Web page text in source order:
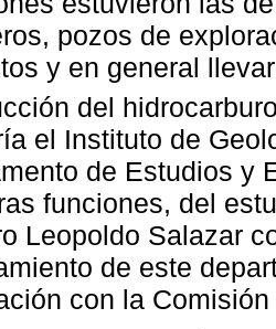
pozos de
y en general
del
el Instituto de
de Estudios y
funciones, del
Leopoldo Salazar
de este
con la